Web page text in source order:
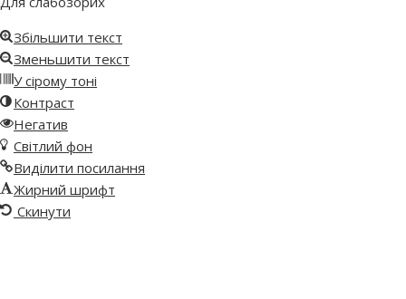
інструментів
Збільшити текст
Зменьшити текст
У сірому тоні
Контраст
Негатив
Світлий фон
Виділити посилання
Жирний шрифт
Скинути